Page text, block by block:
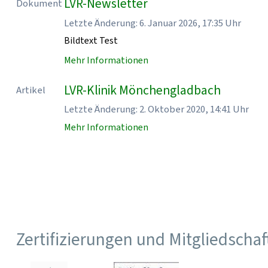
Dokument LVR-Newsletter
Letzte Änderung: 6. Januar 2026, 17:35 Uhr
Bildtext Test
Mehr Informationen
Artikel LVR-Klinik Mönchengladbach
Letzte Änderung: 2. Oktober 2020, 14:41 Uhr
Mehr Informationen
Zertifizierungen und